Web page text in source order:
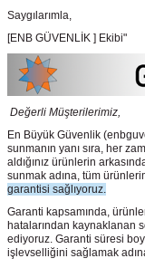
Saygılarımla,
[ENB GÜVENLİK ] Ekibi"
Değerli Müşterilerimiz,
En Büyük Güvenlik
sunmanın yanı sıra, her
aldığınız ürünlerin
sunmak adına, tüm
garantisi sağlıyoruz.
Garanti kapsamında,
hatalarından kaynaklanan
ediyoruz. Garanti süresi
işlevselliğini sağlamak